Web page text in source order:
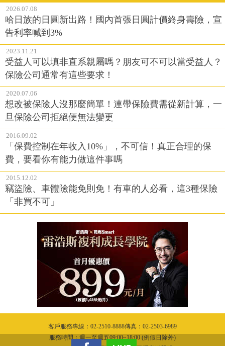
2026.07.08
哈日族的日圓新出路！國內首張日圓計價終身壽險，宣
告利率喊到3%
2023.11.21
受益人可以填非直系親屬嗎？朋友可不可以當受益人？
保險公司通常有這些要求！
2020.07.06
想改被保險人沒那麼簡單！連帶保險費需從新計算，一
旦保險公司拒絕便無法變更
2016.09.02
「保費控制在年收入10%」，不可信！真正合理的保
費，要看你有能力做這件事嗎
2015.12.02
竊盜險、車體險能免則免！有車的人必看，這3種保險
「非買不可」
客戶服務專線：02-2510-8888傳真：02-2503-6989
服務時間：週一至週五09:00~18:00 (例假日除外)